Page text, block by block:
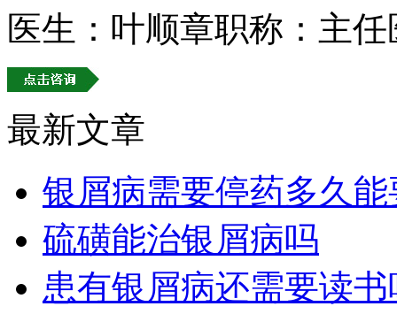
医生：叶顺章职称：主任
最新文章
银屑病需要停药多久
硫磺能治银屑病吗
患有银屑病还需要读书